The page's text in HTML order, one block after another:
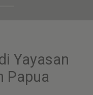
Yayasan
Papua